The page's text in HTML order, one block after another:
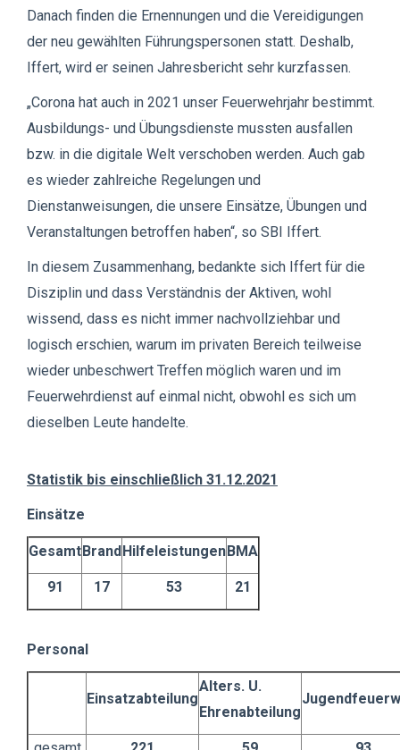
Danach finden die Ernennungen und die Vereidigungen
der neu gewählten Führungspersonen statt. Deshalb,
Iffert, wird er seinen Jahresbericht sehr kurzfassen.
„Corona hat auch in 2021 unser Feuerwehrjahr bestimmt.
Ausbildungs- und Übungsdienste mussten ausfallen
bzw. in die digitale Welt verschoben werden. Auch gab
es wieder zahlreiche Regelungen und
Dienstanweisungen, die unsere Einsätze, Übungen und
Veranstaltungen betroffen haben“, so SBI Iffert.
In diesem Zusammenhang, bedankte sich Iffert für die
Disziplin und dass Verständnis der Aktiven, wohl
wissend, dass es nicht immer nachvollziehbar und
logisch erschien, warum im privaten Bereich teilweise
wieder unbeschwert Treffen möglich waren und im
Feuerwehrdienst auf einmal nicht, obwohl es sich um
dieselben Leute handelte.
Statistik bis einschließlich 31.12.2021
Einsätze
Gesamt Brand Hilfeleistungen BMA
91 17 53 21
Personal
Einsatzabteilung
Alters. U.
Ehrenabteilung